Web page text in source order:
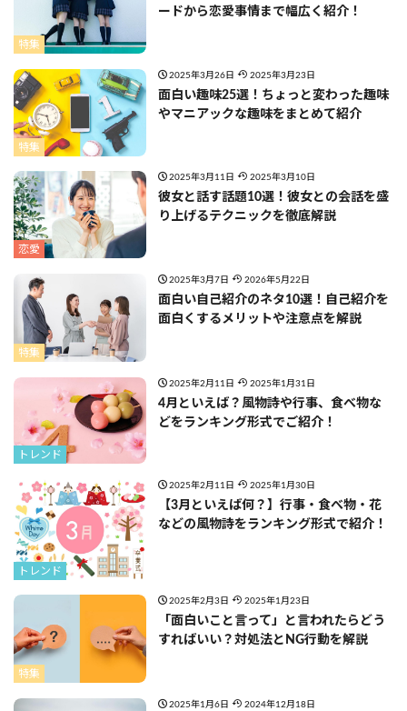
特集
ードから恋愛事情まで幅広く紹介！
特集
2025年3月26日 2025年3月23日
面白い趣味25選！ちょっと変わった趣味
やマニアックな趣味をまとめて紹介
恋愛
2025年3月11日 2025年3月10日
彼女と話す話題10選！彼女との会話を盛
り上げるテクニックを徹底解説
特集
2025年3月7日 2026年5月22日
面白い自己紹介のネタ10選！自己紹介を
面白くするメリットや注意点を解説
トレンド
2025年2月11日 2025年1月31日
4月といえば？風物詩や行事、食べ物な
どをランキング形式でご紹介！
トレンド
2025年2月11日 2025年1月30日
【3月といえば何？】行事・食べ物・花
などの風物詩をランキング形式で紹介！
特集
2025年2月3日 2025年1月23日
「面白いこと言って」と言われたらどう
すればいい？対処法とNG行動を解説
2025年1月6日 2024年12月18日